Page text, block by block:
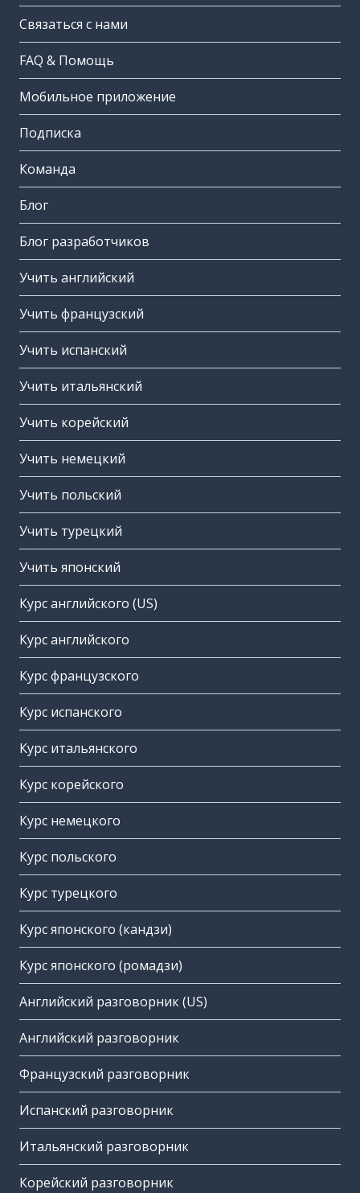
Связаться с нами
FAQ & Помощь
Мобильное приложение
Подписка
Команда
Блог
Блог разработчиков
Учить английский
Учить французский
Учить испанский
Учить итальянский
Учить корейский
Учить немецкий
Учить польский
Учить турецкий
Учить японский
Курс английского (US)
Курс английского
Курс французского
Курс испанского
Курс итальянского
Курс корейского
Курс немецкого
Курс польского
Курс турецкого
Курс японского (кандзи)
Курс японского (ромадзи)
Английский разговорник (US)
Английский разговорник
Французский разговорник
Испанский разговорник
Итальянский разговорник
Корейский разговорник